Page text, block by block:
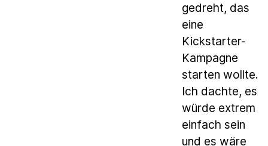
gedreht, das
eine
Kickstarter-
Kampagne
starten wollte.
Ich dachte, es
würde extrem
einfach sein
und es wäre